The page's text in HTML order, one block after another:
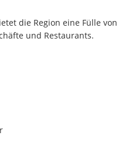
die Region eine Fülle von
und Restaurants.